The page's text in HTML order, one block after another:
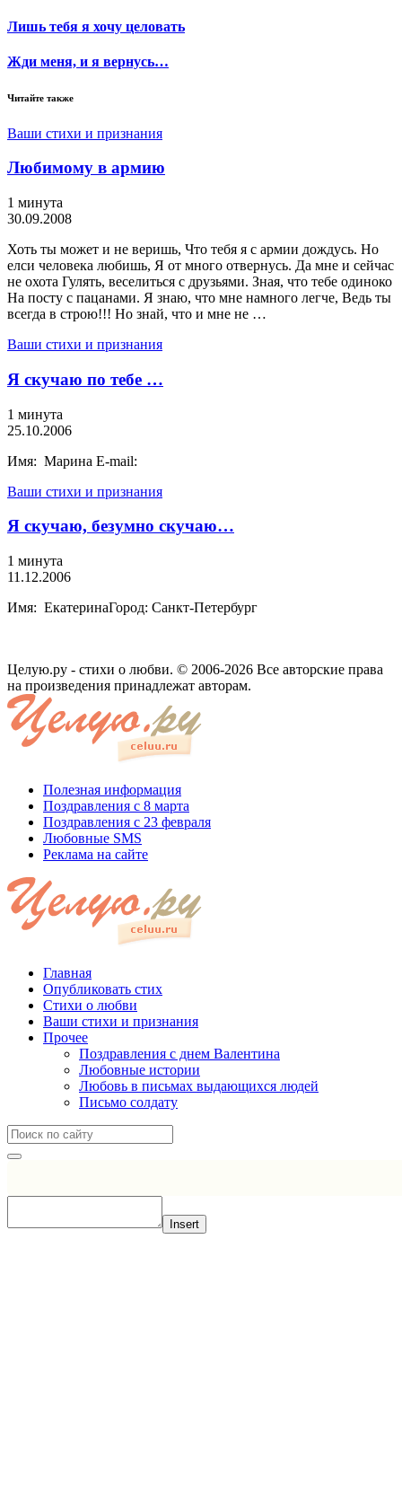
Лишь тебя я хочу целовать
Жди меня, и я вернусь…
Читайте также
Ваши стихи и признания
Любимому в армию
1 минута
30.09.2008
Хоть ты может и не веришь, Что тебя я с армии дождусь. Но
елси человека любишь, Я от много отвернусь. Да мне и сейчас
не охота Гулять, веселиться с друзьями. Зная, что тебе одиноко
На посту с пацанами. Я знаю, что мне намного легче, Ведь ты
всегда в строю!!! Но знай, что и мне не …
Ваши стихи и признания
Я скучаю по тебе …
1 минута
25.10.2006
Имя: Марина E-mail:
Ваши стихи и признания
Я скучаю, безумно скучаю…
1 минута
11.12.2006
Имя: ЕкатеринаГород: Санкт-Петербург
Целую.ру - стихи о любви. © 2006-2026 Все авторские права
на произведения принадлежат авторам.
Полезная информация
Поздравления с 8 марта
Поздравления с 23 февраля
Любовные SMS
Реклама на сайте
Главная
Опубликовать стих
Стихи о любви
Ваши стихи и признания
Прочее
Поздравления с днем Валентина
Любовные истории
Любовь в письмах выдающихся людей
Письмо солдату
Insert